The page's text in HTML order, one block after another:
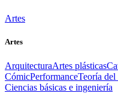
Artes
Artes
ArquitecturaArtes plásticas
CómicPerformanceTeoría del
Ciencias básicas e ingeniería